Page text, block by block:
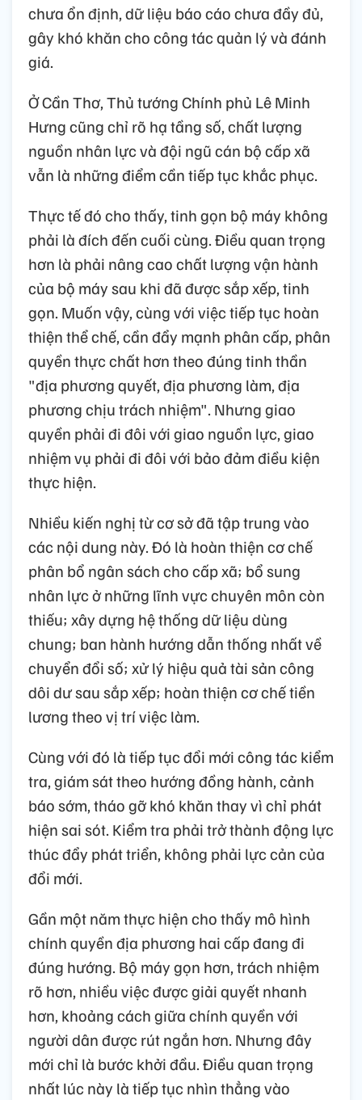
chưa ổn định, dữ liệu báo cáo chưa đầy đủ,
gây khó khăn cho công tác quản lý và đánh
giá.
Ở Cần Thơ, Thủ tướng Chính phủ Lê Minh
Hưng cũng chỉ rõ hạ tầng số, chất lượng
nguồn nhân lực và đội ngũ cán bộ cấp xã
vẫn là những điểm cần tiếp tục khắc phục.
Thực tế đó cho thấy, tinh gọn bộ máy không
phải là đích đến cuối cùng. Điều quan trọng
hơn là phải nâng cao chất lượng vận hành
của bộ máy sau khi đã được sắp xếp, tinh
gọn. Muốn vậy, cùng với việc tiếp tục hoàn
thiện thể chế, cần đẩy mạnh phân cấp, phân
quyền thực chất hơn theo đúng tinh thần
"địa phương quyết, địa phương làm, địa
phương chịu trách nhiệm". Nhưng giao
quyền phải đi đôi với giao nguồn lực, giao
nhiệm vụ phải đi đôi với bảo đảm điều kiện
thực hiện.
Nhiều kiến nghị từ cơ sở đã tập trung vào
các nội dung này. Đó là hoàn thiện cơ chế
phân bổ ngân sách cho cấp xã; bổ sung
nhân lực ở những lĩnh vực chuyên môn còn
thiếu; xây dựng hệ thống dữ liệu dùng
chung; ban hành hướng dẫn thống nhất về
chuyển đổi số; xử lý hiệu quả tài sản công
dôi dư sau sắp xếp; hoàn thiện cơ chế tiền
lương theo vị trí việc làm.
Cùng với đó là tiếp tục đổi mới công tác kiểm
tra, giám sát theo hướng đồng hành, cảnh
báo sớm, tháo gỡ khó khăn thay vì chỉ phát
hiện sai sót. Kiểm tra phải trở thành động lực
thúc đẩy phát triển, không phải lực cản của
đổi mới.
Gần một năm thực hiện cho thấy mô hình
chính quyền địa phương hai cấp đang đi
đúng hướng. Bộ máy gọn hơn, trách nhiệm
rõ hơn, nhiều việc được giải quyết nhanh
hơn, khoảng cách giữa chính quyền với
người dân được rút ngắn hơn. Nhưng đây
mới chỉ là bước khởi đầu. Điều quan trọng
nhất lúc này là tiếp tục nhìn thẳng vào